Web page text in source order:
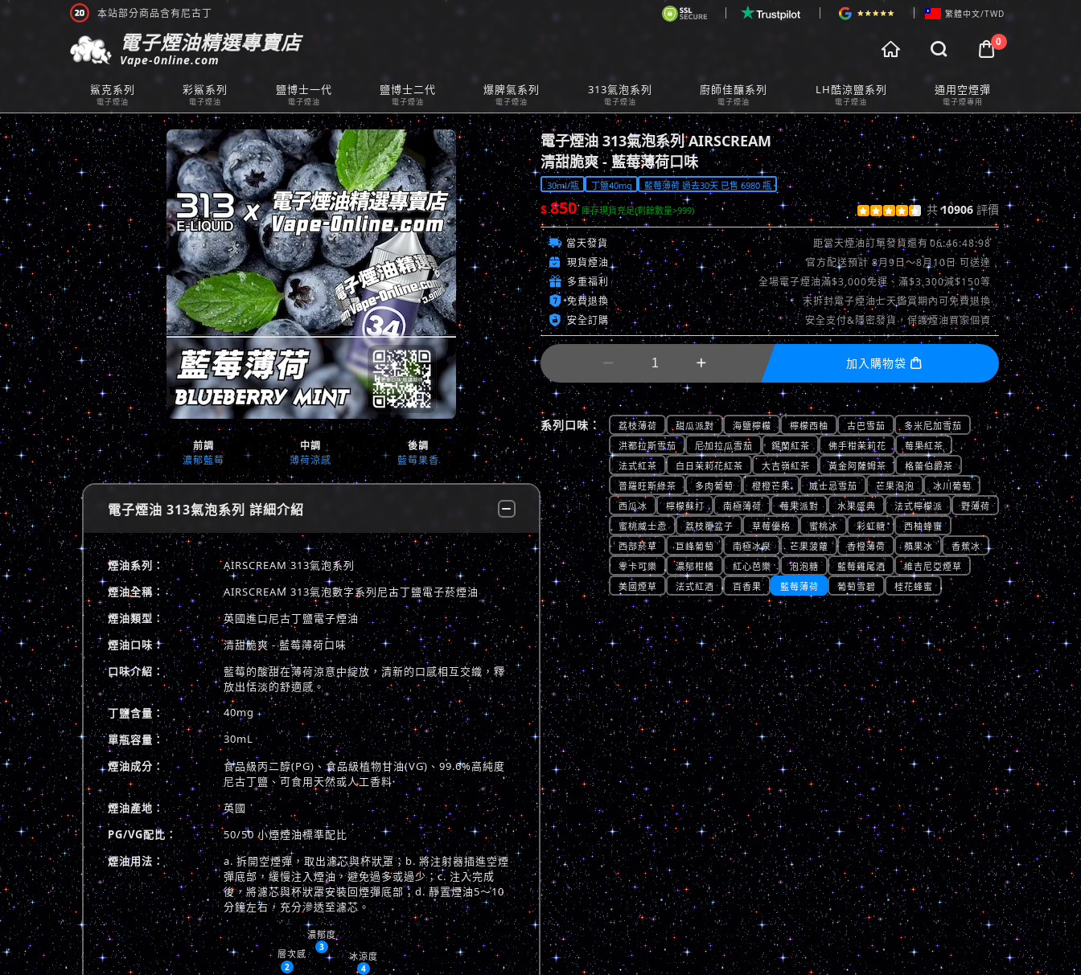
本站部分商品含有尼古丁 繁體中文/TWD
電子煙油精選專賣店
Vape-0nline.com
  0
購物車預覽
Cart Preview
鯊克系列
電子煙油
彩鯊系列
電子煙油
鹽博士一代
電子煙油
鹽博士二代
電子煙油
爆脾氣系列
電子煙油
313氣泡系列
電子煙油
廚師佳釀系列
電子煙油
LH酷涼鹽系列
電子煙油
通用空煙彈
電子煙專用
前調 中調
後調
濃郁藍莓
薄荷涼感 藍莓果香
電子煙油 313氣泡系列 詳細介紹
煙油系列：
AIRSCREAM 313氣泡系列
煙油全稱：
AIRSCREAM 313氣泡數字系列尼古丁鹽電子菸煙油
煙油類型：
英國進口尼古丁鹽電子煙油
煙油口味：
清甜脆爽 - 藍莓薄荷口味
口味介紹：
藍莓的酸甜在薄荷涼意中綻放，清新的口感相互交織，釋
放出恬淡的舒適感。
丁鹽含量：
40mg
單瓶容量：
30mL
煙油成分：
食品級丙二醇(PG)、食品級植物甘油(VG)、99.6%高純度
尼古丁鹽、可食用天然或人工香料
煙油產地：
英國
PG/VG配比：
50/50 小煙煙油標準配比
煙油用法：
a. 拆開空煙彈，取出濾芯與杯狀罩；b. 將注射器插進空煙
彈底部，緩慢注入煙油，避免過多或過少；c. 注入完成
後，將濾芯與杯狀罩安裝回煙彈底部；d. 靜置煙油5～10
分鐘左右，充分滲透至濾芯。
3
4
2
濃郁度
冰涼度
層次感
電子煙油 313氣泡系列 AIRSCREAM
清甜脆爽 - 藍莓薄荷口味
30ml/瓶 丁鹽40mg 藍莓薄荷 過去30天 已售 6980 瓶
$850 庫存現貨充足(剩餘數量>999)      共10906評價
查看評價 >>
 當天發貨 距當天煙油訂單發貨還有06:46:46:83
 現貨煙油 官方配送預計 8月9日～8月10日 可送達
 多重福利 全場電子煙油滿$3,000免運、滿$3,300減$150等
 免費退換 未拆封電子煙油七天鑑賞期內可免費退換
 安全訂購 安全支付&隱密發貨，保護煙油買家個資
  加入購物袋 
系列口味： 荔枝薄荷 甜瓜派對 海鹽檸檬 檸檬西柚 古巴雪茄
多米尼加雪茄
洪都拉斯雪茄
尼加拉瓜雪茄 錫蘭紅茶 佛手柑茉莉花
莓果紅茶
法式紅茶
白日茉莉花紅茶 大吉嶺紅茶 黃金阿薩姆茶
格蕾伯爵茶
普羅旺斯綠茶
多肉葡萄 橙橙芒果 威士忌雪茄 芒果泡泡
冰川葡萄
西瓜冰
檸檬蘇打 南極薄荷 莓果派對 水果盛典 法式檸檬派
野薄荷
蜜桃威士忌
荔枝覆盆子 草莓優格 蜜桃冰 彩虹糖
西柚蜂蜜
西部菸草
巨峰葡萄 南極冰泉 芒果菠蘿 香橙薄荷 蘋果冰
香蕉冰
零卡可樂
濃郁柑橘 紅心芭樂 泡泡糖 藍莓雞尾酒
維吉尼亞煙草
美國煙草
法式紅酒 百香果 藍莓薄荷 葡萄雪碧 桂花蜂蜜